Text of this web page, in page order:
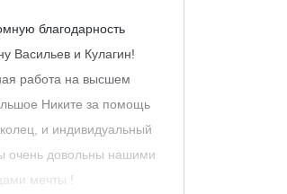
благодарность
Васильев и Кулагин!
работа на высшем
Никите за помощь
и индивидуальный
очень довольны нашими
мечты !